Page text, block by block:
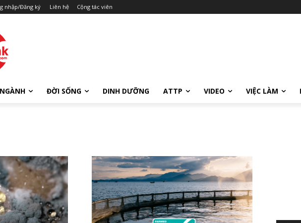
nhập/Đăng ký Liên hệ Cộng tác viên
ĐỜI SỐNG DINH DƯỠNG ATTP VIDEO VIỆC LÀM